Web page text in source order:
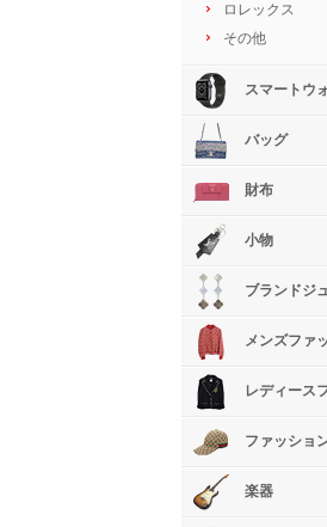
ロレックス
その他
スマートウ
バッグ
財布
小物
ブランドジ
メンズファ
レディース
ファッショ
楽器